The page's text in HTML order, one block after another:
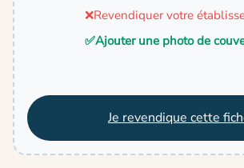
❌Revendiquer votre
✅Ajouter une photo de
Je revendique cette